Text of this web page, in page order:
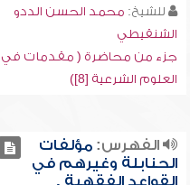
للشيخ: محمد الحسن الددو
الشنقيطي
جزء من محاضرة ( مقدمات في
العلوم الشرعية [8])
الفهرس:مؤلفات
الحنابلة وغيرهم في
القواعد الفقهية ,